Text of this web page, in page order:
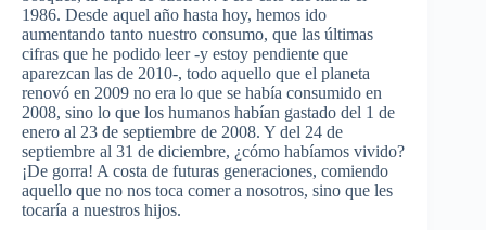
1986. Desde aquel año hasta hoy, hemos ido
aumentando tanto nuestro consumo, que las últimas
cifras que he podido leer -y estoy pendiente que
aparezcan las de 2010-, todo aquello que el planeta
renovó en 2009 no era lo que se había consumido en
2008, sino lo que los humanos habían gastado del 1 de
enero al 23 de septiembre de 2008. Y del 24 de
septiembre al 31 de diciembre, ¿cómo habíamos vivido?
¡De gorra! A costa de futuras generaciones, comiendo
aquello que no nos toca comer a nosotros, sino que les
tocaría a nuestros hijos.